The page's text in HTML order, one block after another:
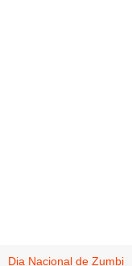
Dia Nacional de Zumbi